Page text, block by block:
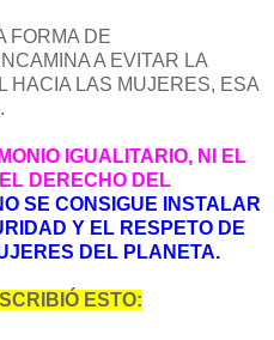
FORMA DE
A EVITAR LA
HACIA LAS MUJERES, ESA
IGUALITARIO, NI EL
DERECHO DEL
SE CONSIGUE INSTALAR
Y EL RESPETO DE
DEL PLANETA.
ESTO: